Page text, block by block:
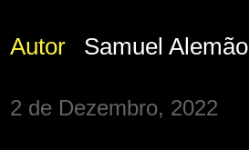
Autor Samuel Alemão
2 de Dezembro, 2022